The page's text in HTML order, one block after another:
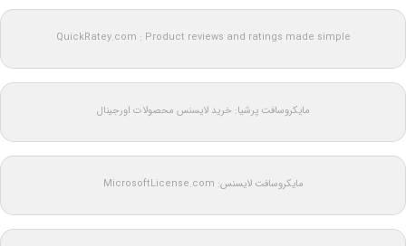
QuickRatey.com : Product reviews and ratings made simple
مایکروسافت پرشیا: خرید لایسنس محصولات اورجینال
مایکروسافت لایسنس: MicrosoftLicense.com